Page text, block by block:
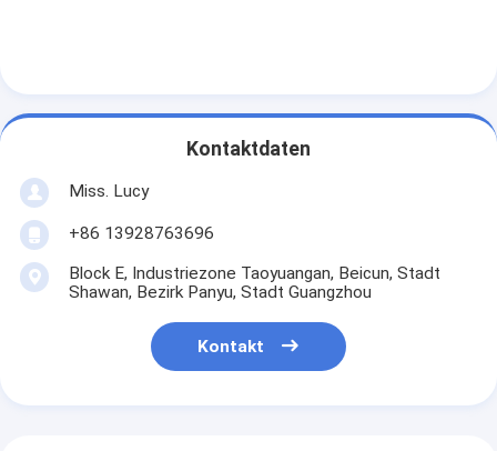
Kontaktdaten
Miss. Lucy
+86 13928763696
Block E, Industriezone Taoyuangan, Beicun, Stadt
Shawan, Bezirk Panyu, Stadt Guangzhou
Kontakt